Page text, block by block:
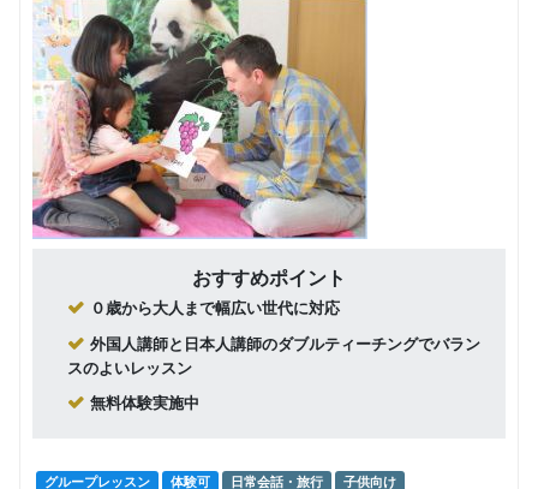
おすすめポイント
０歳から大人まで幅広い世代に対応
外国人講師と日本人講師のダブルティーチングでバラン
スのよいレッスン
無料体験実施中
グループレッスン 体験可 日常会話・旅行 子供向け